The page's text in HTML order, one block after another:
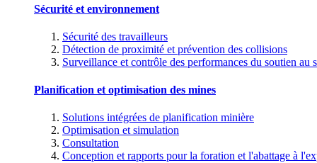
Sécurité et environnement
Sécurité des travailleurs
Détection de proximité et prévention des collisions
Surveillance et contrôle des performances du soutien au
Planification et optimisation des mines
Solutions intégrées de planification minière
Optimisation et simulation
Consultation
Conception et rapports pour la foration et l'abattage à